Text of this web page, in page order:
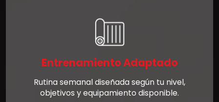
Entrenamiento Adaptado
Rutina semanal diseñada según tu nivel,
objetivos y equipamiento disponible.